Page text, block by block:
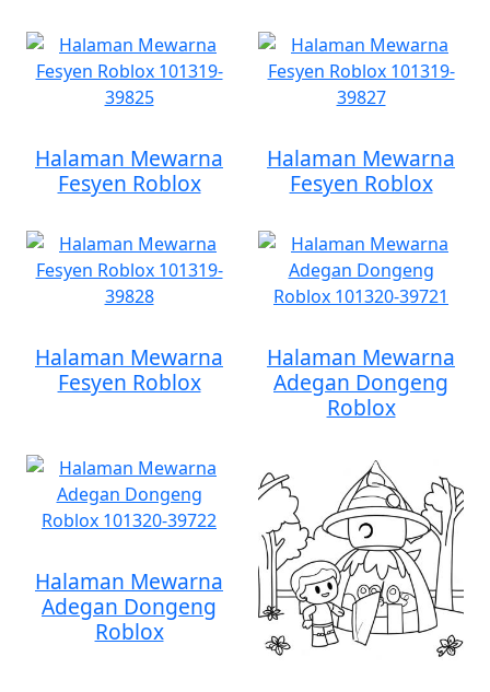
Halaman Mewarna
Fesyen Roblox
Halaman Mewarna
Fesyen Roblox
Halaman Mewarna
Fesyen Roblox
Halaman Mewarna
Adegan Dongeng
Roblox
Halaman Mewarna
Adegan Dongeng
Roblox